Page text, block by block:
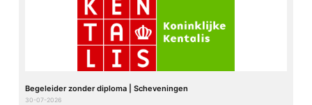
Begeleider zonder diploma | Scheveningen
30-07-2026